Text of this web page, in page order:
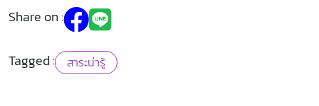
Share on :
Tagged : สาระน่ารู้